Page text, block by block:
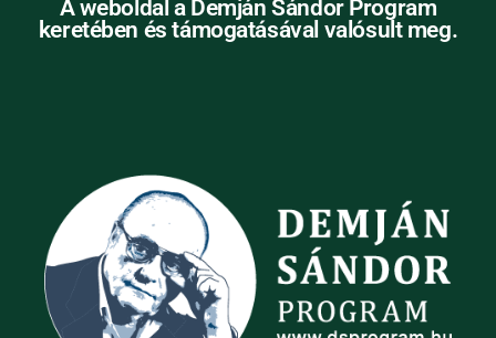
A weboldal a Demján Sándor Program
keretében és támogatásával valósult meg.